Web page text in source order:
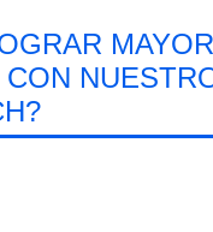
MAYOR